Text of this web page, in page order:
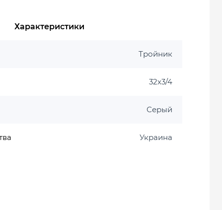
Характеристики
Тройник
32х3/4
Серый
Украина